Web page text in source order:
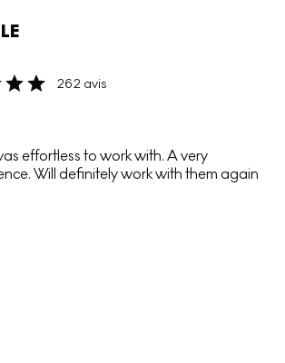
262 avis
effortless to work with. A very
Will definitely work with them again